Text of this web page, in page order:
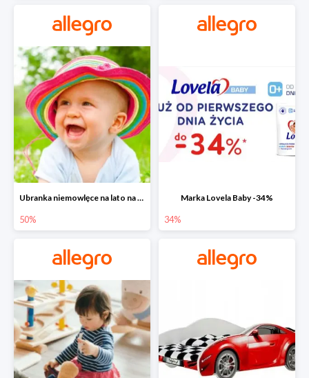
Ubranka niemowlęce na lato na Allegro do -50%
50%
Marka Lovela Baby -34%
34%